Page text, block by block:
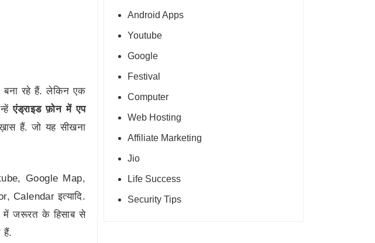
बना रहे हैं. लेकिन एक
एंड्राइड फ़ोन में एप
हैं. जो यह सीखना
Google Map,
Calendar इत्यादि.
में जरूरत के हिसाब से
हैं.
Android Apps
Youtube
Google
Festival
Computer
Web Hosting
Affiliate Marketing
Jio
Life Success
Security Tips